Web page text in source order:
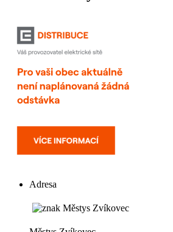
Adresa